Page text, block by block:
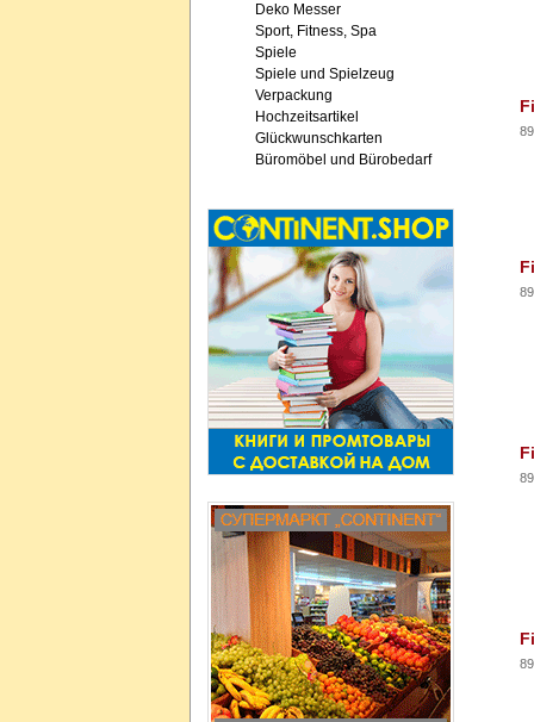
Deko Messer
Sport, Fitness, Spa
Spiele
Spiele und Spielzeug
Verpackung
Hochzeitsartikel
Glückwunschkarten
Büromöbel und Bürobedarf